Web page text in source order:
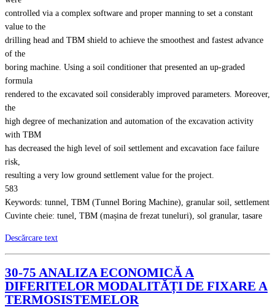
controlled via a complex software and proper manning to set a constant
value to the
drilling head and TBM shield to achieve the smoothest and fastest advance
of the
boring machine. Using a soil conditioner that presented an up-graded
formula
rendered to the excavated soil considerably improved parameters. Moreover,
the
high degree of mechanization and automation of the excavation activity
with TBM
has decreased the high level of soil settlement and excavation face failure
risk,
resulting a very low ground settlement value for the project.
583
Keywords: tunnel, TBM (Tunnel Boring Machine), granular soil, settlement
Cuvinte cheie: tunel, TBM (mașina de frezat tuneluri), sol granular, tasare
Descărcare text
30-75 ANALIZA ECONOMICĂ A
DIFERITELOR MODALITĂȚI DE FIXARE A
TERMOSISTEMELOR